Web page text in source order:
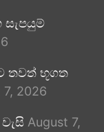
තවත් භූගත
7, 2026
August 7,